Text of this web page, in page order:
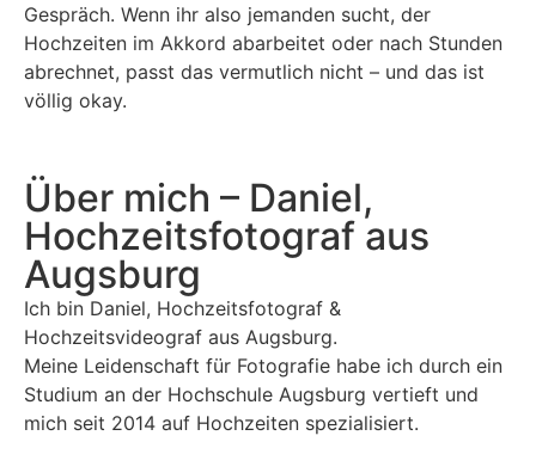
Gespräch. Wenn ihr also jemanden sucht, der
Hochzeiten im Akkord abarbeitet oder nach Stunden
abrechnet, passt das vermutlich nicht – und das ist
völlig okay.
Über mich – Daniel,
Hochzeitsfotograf aus
Augsburg
Ich bin Daniel, Hochzeitsfotograf &
Hochzeitsvideograf aus Augsburg.
Meine Leidenschaft für Fotografie habe ich durch ein
Studium an der Hochschule Augsburg vertieft und
mich seit 2014 auf Hochzeiten spezialisiert.